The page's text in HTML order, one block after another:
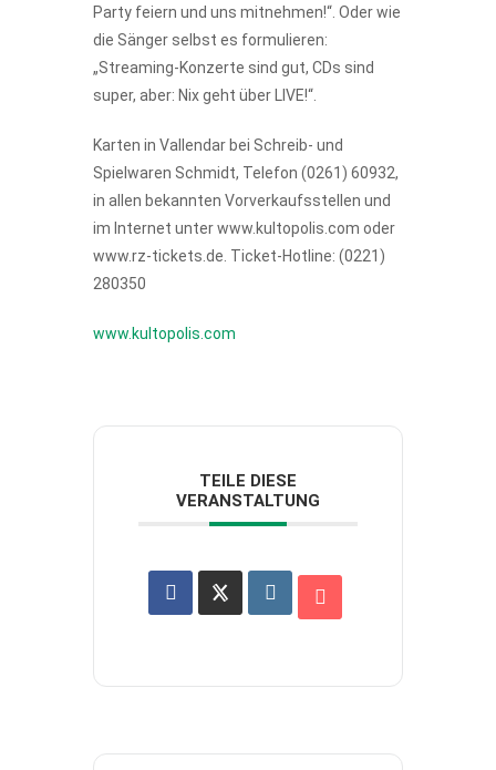
Party feiern und uns mitnehmen!“. Oder wie
die Sänger selbst es formulieren:
„Streaming-Konzerte sind gut, CDs sind
super, aber: Nix geht über LIVE!“.
Karten in Vallendar bei Schreib- und
Spielwaren Schmidt, Telefon (0261) 60932,
in allen bekannten Vorverkaufsstellen und
im Internet unter www.kultopolis.com oder
www.rz-tickets.de. Ticket-Hotline: (0221)
280350
www.kultopolis.com
TEILE DIESE
VERANSTALTUNG